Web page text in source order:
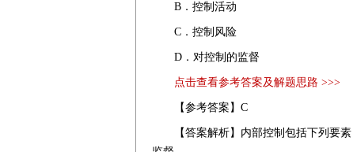
B．控制活动
C．控制风险
D．对控制的监督
点击查看参考答案及解题思路 >>>
【参考答案】C
【答案解析】内部控制包括下列要